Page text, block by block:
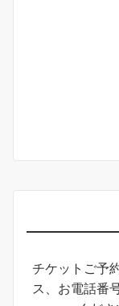
チケットご予
ス、お電話番